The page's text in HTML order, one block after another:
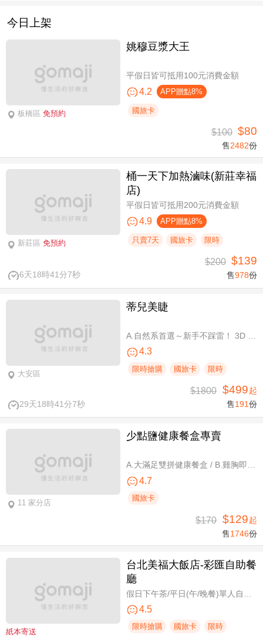
今日上架
板橋區 免預約
姚穆豆漿大王
平假日皆可抵用100元消費金額
4.2 APP贈點8%
國旅卡
$100 $80
售2482份
新莊區 免預約
桶一天下加熱滷味(新莊幸福
店)
平假日皆可抵用200元消費金額
4.9 APP贈點8%
只賣7天 國旅卡 限時
6天18時41分7秒
$200 $139
售978份
大安區
蒂兒美睫
4.3
限時搶購 國旅卡 限時
29天18時41分7秒
$1800 $499起
售191份
11 家分店
少點鹽健康餐盒專賣
A.大滿足雙拼健康餐盒 / B.雞胸即食包三入 / C.雞胸即食包超值組六入
4.7
國旅卡
$170 $129起
售1746份
紙本寄送
台北美福大飯店-彩匯自助餐
廳
4.5
限時搶購 國旅卡 限時